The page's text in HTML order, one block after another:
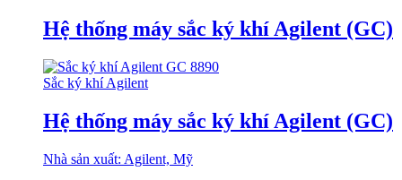
Hệ thống máy sắc ký khí Agilent (GC)
Sắc ký khí Agilent
Hệ thống máy sắc ký khí Agilent (GC)
Nhà sản xuất: Agilent, Mỹ